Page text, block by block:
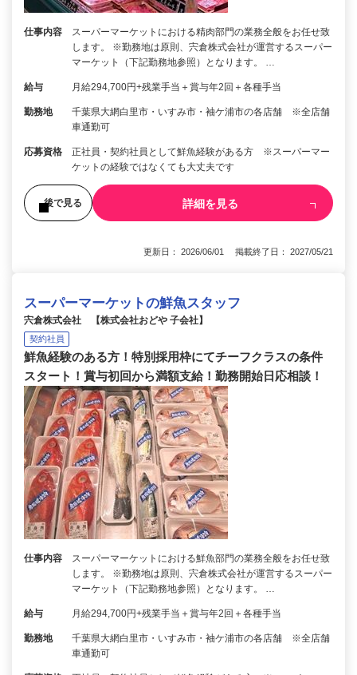
仕事内容
スーパーマーケットにおける精肉部門の業務全般をお任せ致
します。 ※勤務地は原則、宍倉株式会社が運営するスーパー
マーケット（下記勤務地参照）となります。 …
給与 月給294,700円+残業手当＋賞与年2回＋各種手当
勤務地
千葉県大網白里市・いすみ市・袖ケ浦市の各店舗 ※全店舗
車通勤可
応募資格
正社員・契約社員として鮮魚経験がある方 ※スーパーマー
ケットの経験ではなくても大丈夫です
後で見る 詳細を見る
更新日： 2026/06/01 掲載終了日： 2027/05/21
スーパーマーケットの鮮魚スタッフ
宍倉株式会社 【株式会社おどや 子会社】
契約社員
鮮魚経験のある方！特別採用枠にてチーフクラスの条件
スタート！賞与初回から満額支給！勤務開始日応相談！
仕事内容
スーパーマーケットにおける鮮魚部門の業務全般をお任せ致
します。 ※勤務地は原則、宍倉株式会社が運営するスーパー
マーケット（下記勤務地参照）となります。 …
給与 月給294,700円+残業手当＋賞与年2回＋各種手当
勤務地
千葉県大網白里市・いすみ市・袖ケ浦市の各店舗 ※全店舗
車通勤可